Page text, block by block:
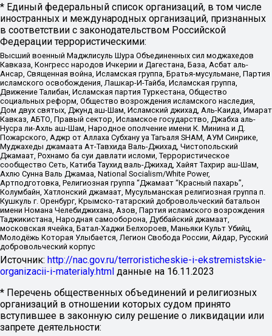
* Единый федеральный список организаций, в том числе
иностранных и международных организаций, признанных
в соответствии с законодательством Российской
Федерации террористическими:
Высший военный Маджлисуль Шура Объединенных сил моджахедов
Кавказа, Конгресс народов Ичкерии и Дагестана, База, Асбат аль-
Ансар, Священная война, Исламская группа, Братья-мусульмане, Партия
исламского освобождения, Лашкар-И-Тайба, Исламская группа,
Движение Талибан, Исламская партия Туркестана, Общество
социальных реформ, Общество возрождения исламского наследия,
Дом двух святых, Джунд аш-Шам, Исламский джихад, Аль-Каида, Имарат
Кавказ, АБТО, Правый сектор, Исламское государство, Джабха аль-
Нусра ли-Ахль аш-Шам, Народное ополчение имени К. Минина и Д.
Пожарского, Аджр от Аллаха Субхану уа Тагьаля SHAM, АУМ Синрике,
Муджахеды джамаата Ат-Тавхида Валь-Джихад, Чистопольский
Джамаат, Рохнамо ба суи давлати исломи, Террористическое
сообщество Сеть, Катиба Таухид валь-Джихад, Хайят Тахрир аш-Шам,
Ахлю Сунна Валь Джамаа, National Socialism/White Power,
Артподготовка, Религиозная группа “Джамаат “Красный пахарь”,
Колумбайн, Хатлонский джамаат, Мусульманская религиозная группа п.
Кушкуль г. Оренбург, Крымско-татарский добровольческий батальон
имени Номана Челебиджихана, Азов, Партия исламского возрождения
Таджикистана, Народная самооборона, Дуббайский джамаат,
московская ячейка, Батал-Хаджи Белхороев, Маньяки Культ Убийц,
Молодёжь Которая Улыбается, Легион Свобода России, Айдар, Русский
добровольческий корпус
Источник: http://nac.gov.ru/terroristicheskie-i-ekstremistskie-
organizacii-i-materialy.html данные на 16.11.2023
* Перечень общественных объединений и религиозных
организаций в отношении которых судом принято
вступившее в законную силу решение о ликвидации или
запрете деятельности: